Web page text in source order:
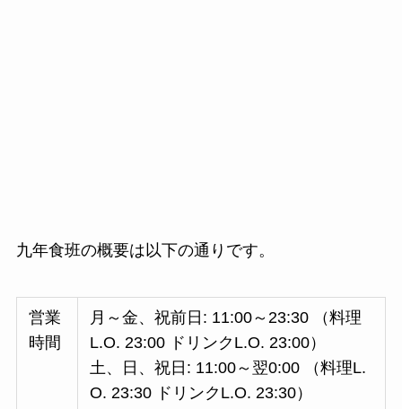
九年食班の概要は以下の通りです。
営業
時間
月～金、祝前日: 11:00～23:30 （料理
L.O. 23:00 ドリンクL.O. 23:00）
土、日、祝日: 11:00～翌0:00 （料理L.
O. 23:30 ドリンクL.O. 23:30）